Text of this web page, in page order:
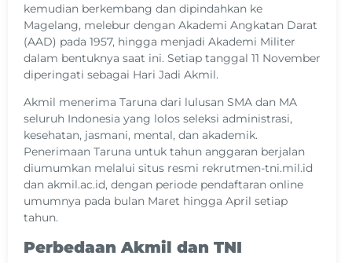
kemudian berkembang dan dipindahkan ke
Magelang, melebur dengan Akademi Angkatan Darat
(AAD) pada 1957, hingga menjadi Akademi Militer
dalam bentuknya saat ini. Setiap tanggal 11 November
diperingati sebagai Hari Jadi Akmil.
Akmil menerima Taruna dari lulusan SMA dan MA
seluruh Indonesia yang lolos seleksi administrasi,
kesehatan, jasmani, mental, dan akademik.
Penerimaan Taruna untuk tahun anggaran berjalan
diumumkan melalui situs resmi rekrutmen-tni.mil.id
dan akmil.ac.id, dengan periode pendaftaran online
umumnya pada bulan Maret hingga April setiap
tahun.
Perbedaan Akmil dan TNI